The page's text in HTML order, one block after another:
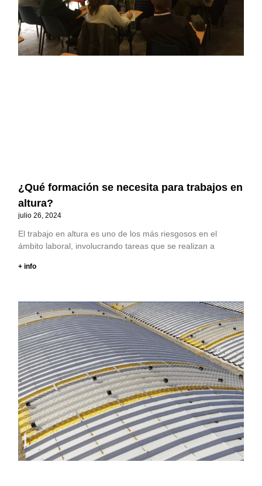
¿Qué formación se necesita para trabajos en
altura?
julio 26, 2024
El trabajo en altura es uno de los más riesgosos en el
ámbito laboral, involucrando tareas que se realizan a
+ info